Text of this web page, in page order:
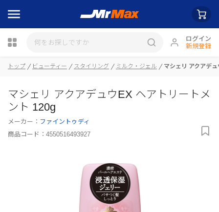
ログイン
新規登録
瓶詰
トップ ビューティー スタイリング ミルク・ジェル マシェリ アクアデ
マシェリ アクアデュウEX ヘアトリートメ
ント 120g
メーカー： ファイントゥディ
商品コード： 4550516493927